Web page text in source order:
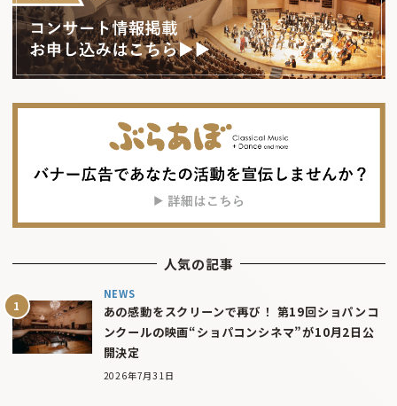
人気の記事
NEWS
あの感動をスクリーンで再び！ 第19回ショパンコ
ンクールの映画“ショパコンシネマ”が10月2日公
開決定
2026年7月31日